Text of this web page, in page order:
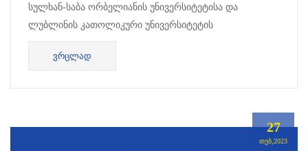
სულხან-საბა ორბელიანის უნივერსიტეტისა და
ლუბლინის კათოლიკური უნივერსიტეტის
თანამშრომლობით, ცხადდება საბუთების მიღება
აკადემიური პერსონალისათვის, რომელთაც სურთ
ᲕᲠᲪᲚᲐᲓ
27
ᲗᲔᲑ,2023